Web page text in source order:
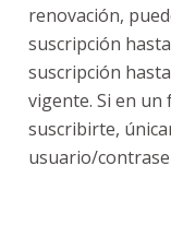
renovación,
suscripción
suscripción
vigente. Si en
suscribirte,
usuario/